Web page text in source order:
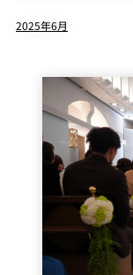
2025年6月